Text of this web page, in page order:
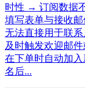
时性 → 订阅数据
填写表单与接收
无法直接用于联
及时触发欢迎邮
在下单时自动加
名后...